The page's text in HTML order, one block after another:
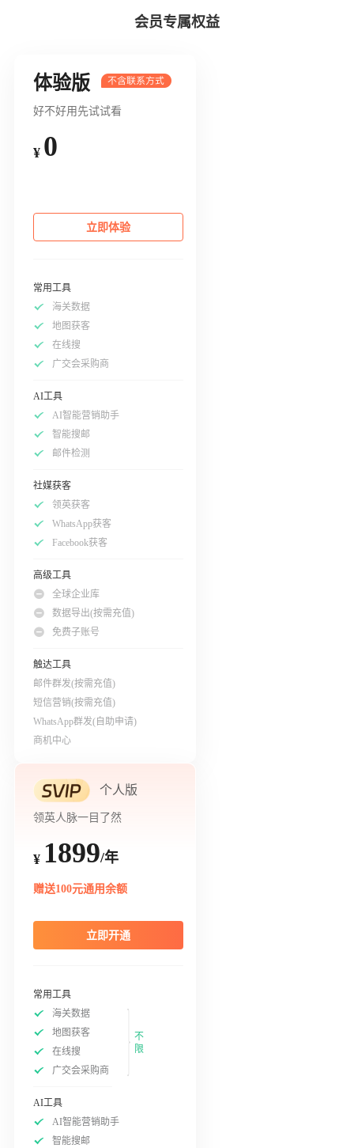
会员专属权益
体验版
好不好用先试试看
¥ 0
立即体验
常用工具
海关数据
地图获客
在线搜
广交会采购商
AI工具
AI智能营销助手
智能搜邮
邮件检测
社媒获客
领英获客
WhatsApp获客
Facebook获客
高级工具
全球企业库
数据导出(按需充值)
免费子账号
触达工具
邮件群发(按需充值)
短信营销(按需充值)
WhatsApp群发(自助申请)
商机中心
个人版
领英人脉一目了然
¥ 1899/年
赠送100元通用余额
立即开通
常用工具
海关数据
地图获客
在线搜
广交会采购商
不
限
AI工具
AI智能营销助手
智能搜邮